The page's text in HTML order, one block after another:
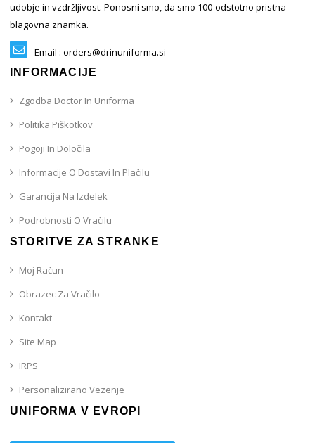
udobje in vzdržljivost. Ponosni smo, da smo 100-odstotno pristna
blagovna znamka.
Email : orders@drinuniforma.si
INFORMACIJE
Zgodba Doctor In Uniforma
Politika Piškotkov
Pogoji In Določila
Informacije O Dostavi In ​​plačilu
Garancija Na Izdelek
Podrobnosti O Vračilu
STORITVE ZA STRANKE
Moj Račun
Obrazec Za Vračilo
Kontakt
Site Map
IRPS
Personalizirano Vezenje
UNIFORMA V EVROPI